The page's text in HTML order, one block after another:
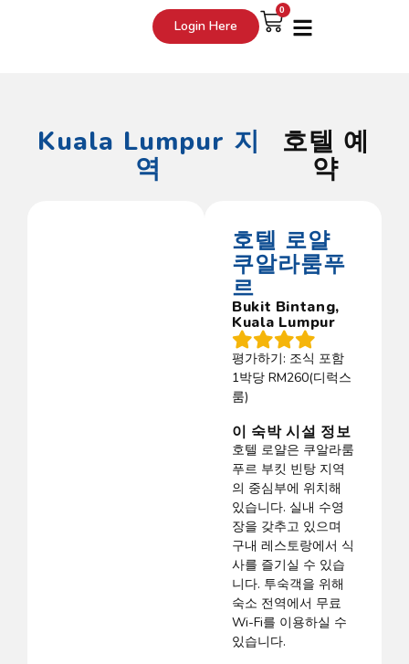
Login Here
0
Kuala Lumpur 지
역
호텔 예
약
호텔 로얄
쿠알라룸푸
르
Bukit Bintang,
Kuala Lumpur
평가하기: 조식 포함
1박당 RM260(디럭스
룸)
이 숙박 시설 정보
호텔 로얄은 쿠알라룸
푸르 부킷 빈탕 지역
의 중심부에 위치해
있습니다. 실내 수영
장을 갖추고 있으며
구내 레스토랑에서 식
사를 즐기실 수 있습
니다. 투숙객을 위해
숙소 전역에서 무료
Wi-Fi를 이용하실 수
있습니다.